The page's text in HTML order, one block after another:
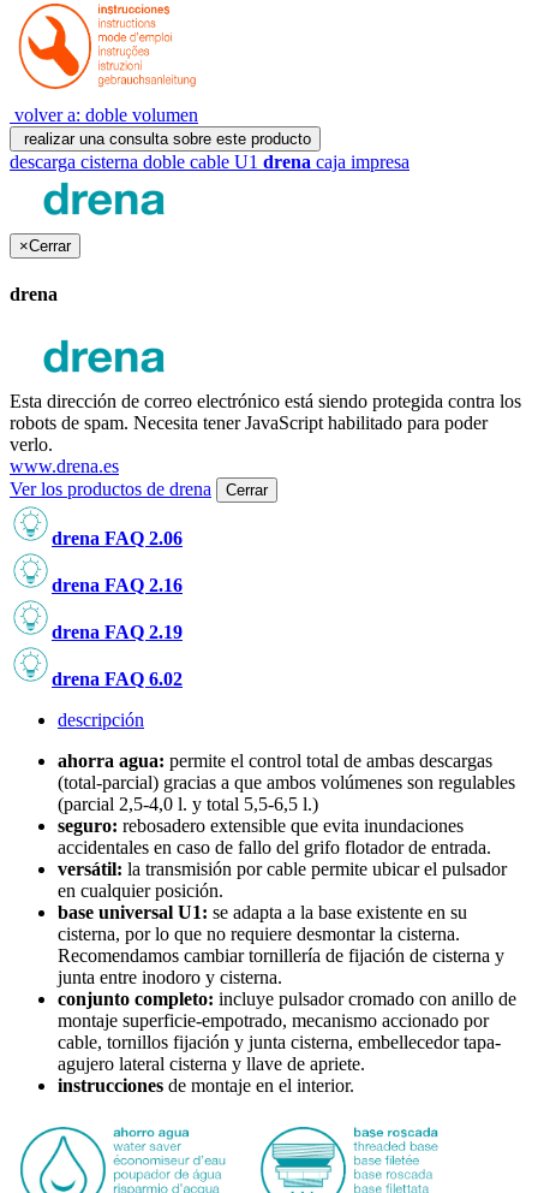
volver a: doble volumen
realizar una consulta sobre este producto
descarga cisterna doble cable U1 drena caja impresa
×Cerrar
drena
Esta dirección de correo electrónico está siendo protegida contra los
robots de spam. Necesita tener JavaScript habilitado para poder
verlo.
www.drena.es
Ver los productos de drena
Cerrar
drena FAQ 2.06
drena FAQ 2.16
drena FAQ 2.19
drena FAQ 6.02
descripción
ahorra agua: permite el control total de ambas descargas
(total-parcial) gracias a que ambos volúmenes son regulables
(parcial 2,5-4,0 l. y total 5,5-6,5 l.)
seguro: rebosadero extensible que evita inundaciones
accidentales en caso de fallo del grifo flotador de entrada.
versátil: la transmisión por cable permite ubicar el pulsador
en cualquier posición.
base universal U1: se adapta a la base existente en su
cisterna, por lo que no requiere desmontar la cisterna.
Recomendamos cambiar tornillería de fijación de cisterna y
junta entre inodoro y cisterna.
conjunto completo: incluye pulsador cromado con anillo de
montaje superficie-empotrado, mecanismo accionado por
cable, tornillos fijación y junta cisterna, embellecedor tapa-
agujero lateral cisterna y llave de apriete.
instrucciones de montaje en el interior.